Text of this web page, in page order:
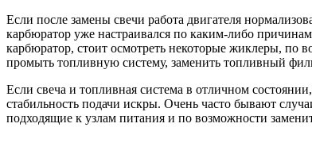
Если после замены свечи работа двигателя
карбюратор уже настраивался по каким-либо
карбюратор, стоит осмотреть некоторые жиклеры, по
промыть топливную систему, заменить топливный
Если свеча и топливная система в отличном
стабильность подачи искры. Очень часто бывают
подходящие к узлам питания и по возможности